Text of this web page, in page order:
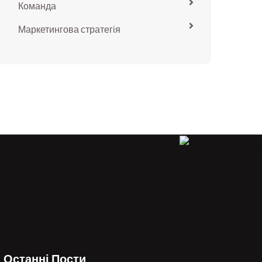
Команда
Маркетингова стратегія
Останні Пости